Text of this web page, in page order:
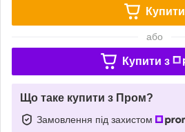
Купити
або
Купити з
Що таке купити з Пром?
Замовлення під захистом